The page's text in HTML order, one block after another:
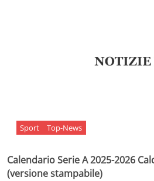
Sport Top-News
Calendario Serie A 2025-2026
(versione stampabile)